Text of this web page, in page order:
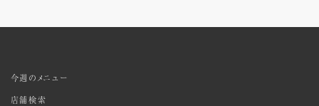
今週のメニュー
店舗検索